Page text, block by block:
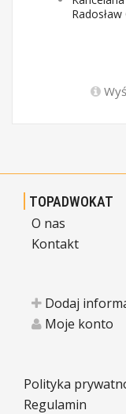
Radosław
TOPADWOKAT
O nas
Kontakt
Dodaj
Moje konto
Polityka
Regulamin